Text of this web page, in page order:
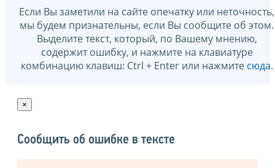
Если Вы заметили на сайте опечатку или неточность,
мы будем признательны, если Вы сообщите об этом.
Выделите текст, который, по Вашему мнению,
содержит ошибку, и нажмите на клавиатуре
комбинацию клавиш: Ctrl + Enter или нажмите сюда.
×
Сообщить об ошибке в тексте